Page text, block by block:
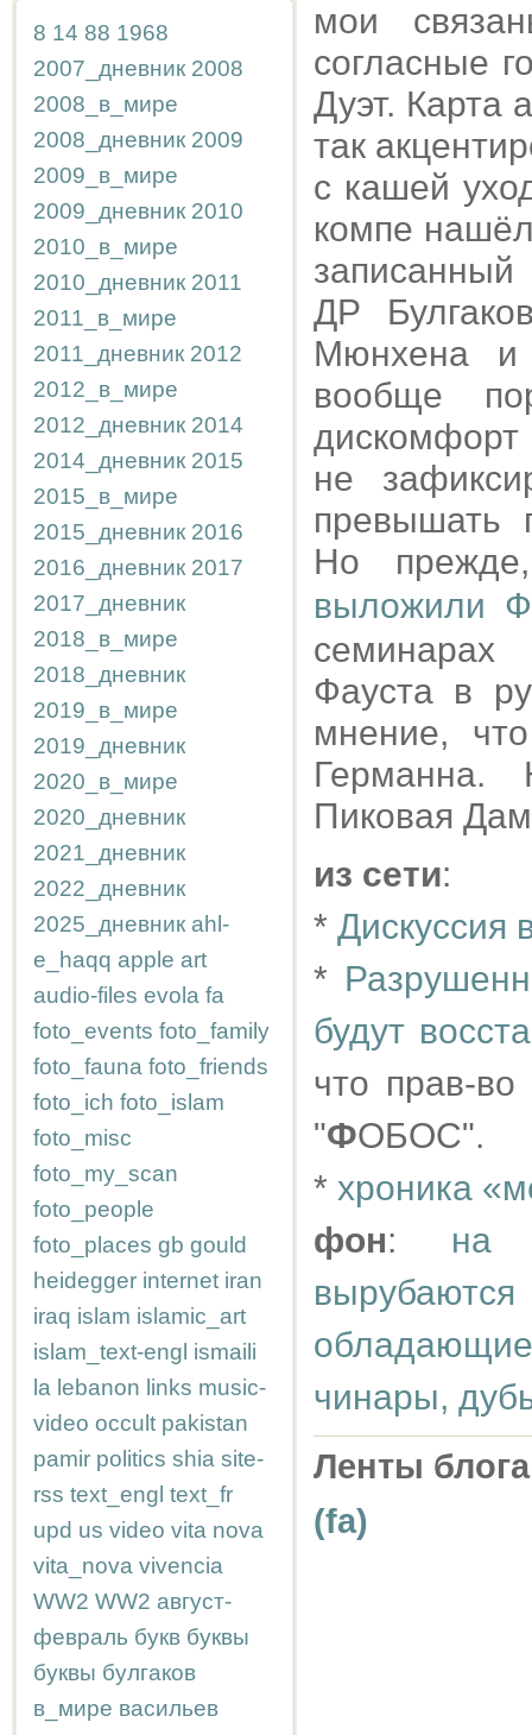
8 14 88 1968
2007_дневник 2008
2008_в_мире
2008_дневник 2009
2009_в_мире
2009_дневник 2010
2010_в_мире
2010_дневник 2011
2011_в_мире
2011_дневник 2012
2012_в_мире
2012_дневник 2014
2014_дневник 2015
2015_в_мире
2015_дневник 2016
2016_дневник 2017
2017_дневник
2018_в_мире
2018_дневник
2019_в_мире
2019_дневник
2020_в_мире
2020_дневник
2021_дневник
2022_дневник
2025_дневник ahl-
e_haqq apple art
audio-files evola fa
foto_events foto_family
foto_fauna foto_friends
foto_ich foto_islam
foto_misc
foto_my_scan
foto_people
foto_places gb gould
heidegger internet iran
iraq islam islamic_art
islam_text-engl ismaili
la lebanon links music-
video occult pakistan
pamir politics shia site-
rss text_engl text_fr
upd us video vita nova
vita_nova vivencia
WW2 WW2 август-
февраль букв буквы
буквы булгаков
в_мире васильев
мои
согласные
Дуэт. Карта
так
с кашей
компе
ДР
Мюнхена и
вообще
дискомфорт
не
превышать
Но
выложили
Фауста в
мнение,
Германна.
Пиковая
из сети:
* Дискуссия
*
будут
что прав-
"ФОБОС".
* хроника
фон: на
чинары,
Ленты
(fa)